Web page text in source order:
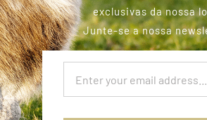
exclusivas da nossa
Junte-se a nossa